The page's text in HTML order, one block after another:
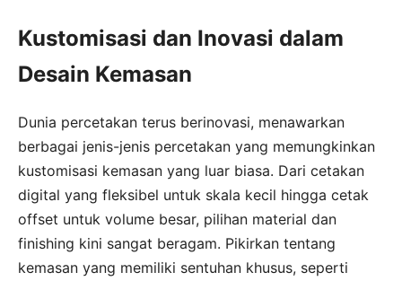
Kustomisasi dan Inovasi dalam
Desain Kemasan
Dunia percetakan terus berinovasi, menawarkan
berbagai jenis-jenis percetakan yang memungkinkan
kustomisasi kemasan yang luar biasa. Dari cetakan
digital yang fleksibel untuk skala kecil hingga cetak
offset untuk volume besar, pilihan material dan
finishing kini sangat beragam. Pikirkan tentang
kemasan yang memiliki sentuhan khusus, seperti